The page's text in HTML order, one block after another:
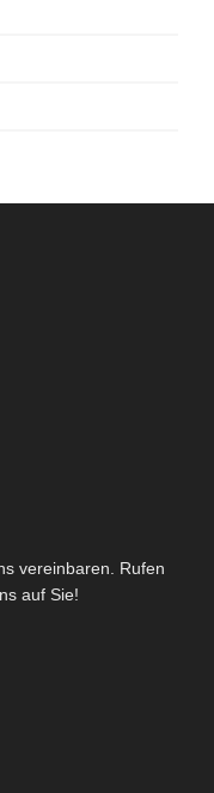
vereinbaren. Rufen
auf Sie!